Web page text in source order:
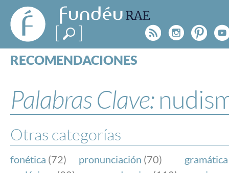
FundéuRAE
- Fundación
del Español
Urgente
Rss
RECOMENDACIONES
ESPECIALES
BLOG
NOTICIAS
SOBRE LA FUNDÉURAE
Palabras Clave:
Otras categorías
fonética (72) pronunciación (70) gramática